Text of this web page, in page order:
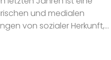
und medialen
von sozialer Herkunft,...